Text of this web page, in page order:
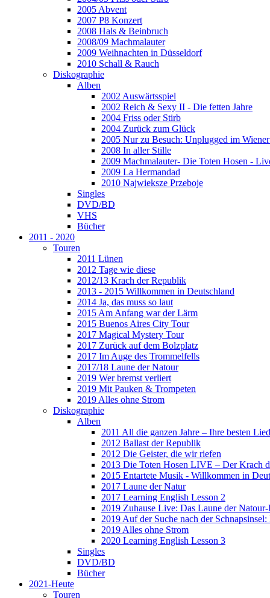
2005 Abvent
2007 P8 Konzert
2008 Hals & Beinbruch
2008/09 Machmalauter
2009 Weihnachten in Düsseldorf
2010 Schall & Rauch
Diskographie
Alben
2002 Auswärtsspiel
2002 Reich & Sexy II - Die fetten Jahre
2004 Friss oder Stirb
2004 Zurück zum Glück
2005 Nur zu Besuch: Unplugged im
2008 In aller Stille
2009 Machmalauter- Die Toten Hosen -
2009 La Hermandad
2010 Najwieksze Przeboje
Singles
DVD/BD
VHS
Bücher
2011 - 2020
Touren
2011 Lünen
2012 Tage wie diese
2012/13 Krach der Republik
2013 - 2015 Willkommen in Deutschland
2014 Ja, das muss so laut
2015 Am Anfang war der Lärm
2015 Buenos Aires City Tour
2017 Magical Mystery Tour
2017 Zurück auf dem Bolzplatz
2017 Im Auge des Trommelfells
2017/18 Laune der Natour
2019 Wer bremst verliert
2019 Mit Pauken & Trompeten
2019 Alles ohne Strom
Diskographie
Alben
2011 All die ganzen Jahre – Ihre besten
2012 Ballast der Republik
2012 Die Geister, die wir riefen
2013 Die Toten Hosen LIVE – Der Krach
2015 Entartete Musik - Willkommen in
2017 Laune der Natur
2017 Learning English Lesson 2
2019 Zuhause Live: Das Laune der
2019 Auf der Suche nach der
2019 Alles ohne Strom
2020 Learning English Lesson 3
Singles
DVD/BD
Bücher
2021-Heute
Touren